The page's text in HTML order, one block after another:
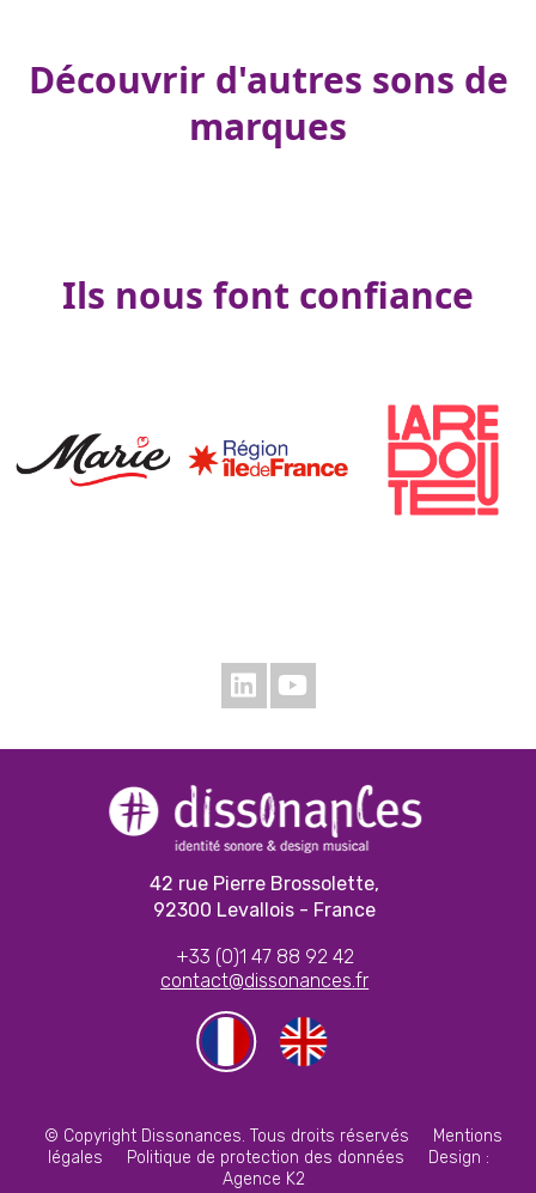
Découvrir d'autres sons de
marques
Ils nous font confiance
42 rue Pierre Brossolette,
92300 Levallois - France
+33 (0)1 47 88 92 42
contact@dissonances.fr
© Copyright Dissonances. Tous droits réservés
Mentions
légales
Politique de protection des données
Design :
Agence K2